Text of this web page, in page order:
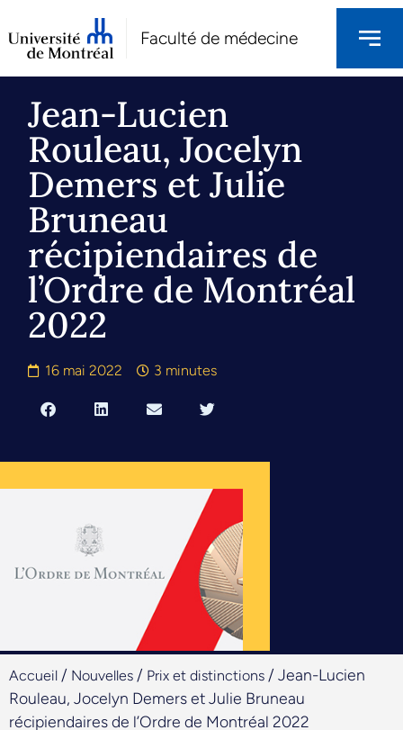
Faculté de médecine
Jean-Lucien
Rouleau, Jocelyn
Demers et Julie
Bruneau
récipiendaires de
l’Ordre de Montréal
2022
16 mai 2022 3 minutes
Accueil / Nouvelles / Prix et distinctions / Jean-Lucien
Rouleau, Jocelyn Demers et Julie Bruneau
récipiendaires de l’Ordre de Montréal 2022